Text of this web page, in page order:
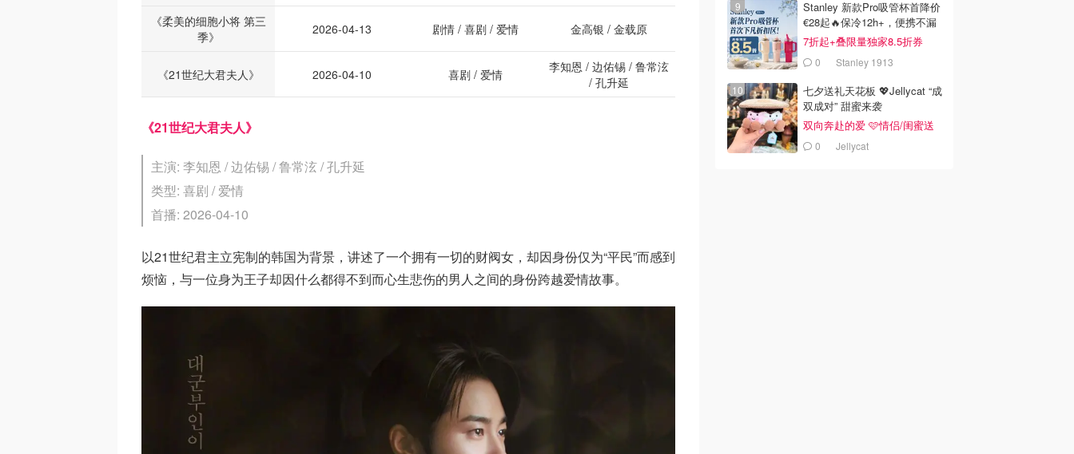
《柔美的细胞小将 第三
季》
2026-04-13 剧情 / 喜剧 / 爱情 金高银 / 金载原
《21世纪大君夫人》 2026-04-10 喜剧 / 爱情
李知恩 / 边佑锡 / 鲁常泫
/ 孔升延
《21世纪大君夫人》
主演: 李知恩 / 边佑锡 / 鲁常泫 / 孔升延
类型: 喜剧 / 爱情
首播: 2026-04-10
以21世纪君主立宪制的韩国为背景，讲述了一个拥有一切的财阀女，却因身份仅为“平民”而感到
烦恼，与一位身为王子却因什么都得不到而心生悲伤的男人之间的身份跨越爱情故事。
Stanley 新款Pro吸管杯首降价
€28起🔥保冷12h+，便携不漏
水
7折起+叠限量独家8.5折券
0 Stanley 1913
七夕送礼天花板 💖Jellycat “成
双成对” 甜蜜来袭
双向奔赴的爱 🩷情侣/闺蜜送
礼 0 Jellycat